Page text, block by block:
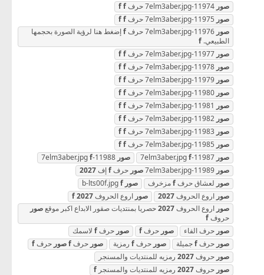
صور
ff
صور
ff
صور
fإضغط هنا لرؤية الصورة بحجمها
الطبيعي. f
صور
ff
صور
ff
صور
ff
صور
ff
صور
ff
صور
ff
صور
ff
صور
ff
صور
f صور
f
صور
صور حرفfإف2027
صور لعشاق حرفfمزخرف صور f
صور اروع الحروف2027 صور اروع الحروف2027
f
صور اروع الحروف2027حصريا بمنتديات صقور الابداع اكبر موقعصور
حروفf
صور حرف الفاء صور حرفf صور حرفf لاسمك
صور حرفfجميلة صور حرفf رمزية صور حرفfصور حرفf
صور حروف2027 رمزيه للمنتديات والمسنجر
صور حروف2027 رمزيه للمنتديات والمسنجر f